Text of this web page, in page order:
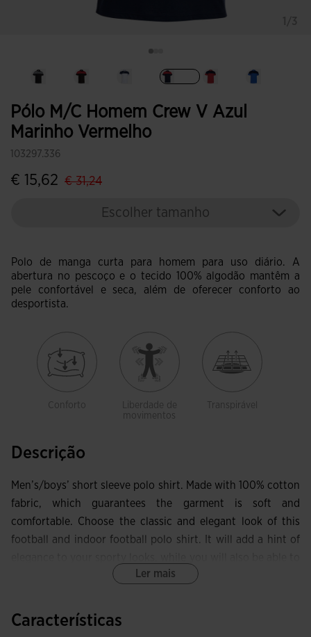
Pólo M/c Homem Crew V Azul
Marinho Vermelho
103297.336
€ 15,62 label.price.reduced.from
€ 31,24
Escolher tamanho
Polo de manga curta para homem para uso diário. A
abertura no pescoço e o tecido 100% algodão mantêm a
pele confortável e seca, além de oferecer conforto ao
desportista.
Conforto
Liberdade de
movimentos
Transpirável
Descrição
Men’s/boys’ short sleeve polo shirt. Made with 100% cotton
fabric, which guarantees the garment is soft and
comfortable. Choose the classic and elegant look of this
football and indoor football polo shirt. It will add a hint of
wear it with your everyday outfits.
button placket which guarantees freedom of movement for
Ler mais
Características